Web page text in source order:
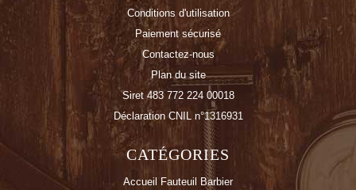
Conditions d'utilisation
Paiement sécurisé
Contactez-nous
Plan du site
Siret 483 772 224 00018
Déclaration CNIL n°1316931
CATÉGORIES
Accueil Fauteuil Barbier